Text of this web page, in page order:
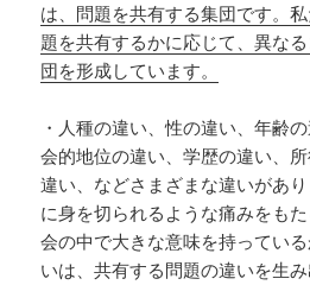
は、問題を共有する集団です。
題を共有するかに応じて、異な
団を形成しています。
・人種の違い、性の違い、年齢
会的地位の違い、学歴の違い、
違い、などさまざまな違いがあ
に身を切られるような痛みをも
会の中で大きな意味を持ってい
いは、共有する問題の違いを生